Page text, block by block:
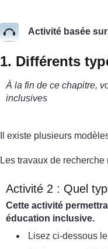
Activité basée
1. Différents
À la fin de ce chapitre,
inclusives
Il existe plusieurs
Les travaux de
Activité 2 : Quel
Cette activité
éducation inclusive.
Lisez ci-dessous